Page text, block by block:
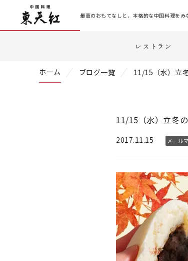
最高のおもてなしと、本格的な中国料理をみ
レストラン
ホーム ブログ一覧 11/15（水）立
11/15（水）立冬
2017.11.15 メール